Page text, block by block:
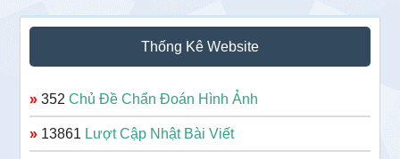
Thống Kê Website
» 352Chủ Đề Chẩn Đoán Hình Ảnh
» 13861 Lượt Cập Nhật Bài Viết